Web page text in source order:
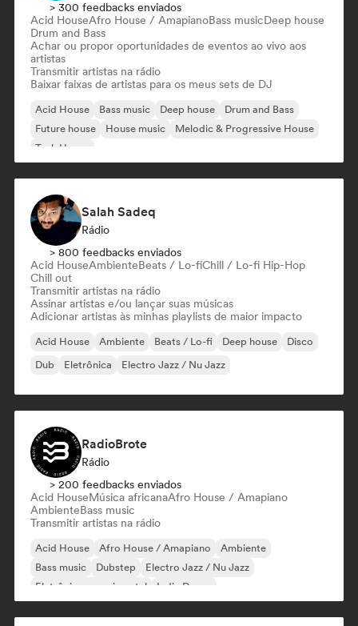
> 300 feedbacks enviados
Acid HouseAfro House / AmapianoBass musicDeep house
Drum and Bass
Achar ou propor oportunidades de eventos ao vivo aos
artistas
Transmitir artistas na rádio
Baixar faixas de artistas para os meus sets de DJ
Acid House Bass music Deep house
Drum and Bass
Future house
House music
Melodic & Progressive House
Tech House
Salah Sadeq
Rádio
> 800 feedbacks enviados
Acid HouseAmbienteBeats / Lo-fiChill / Lo-fi Hip-Hop
Chill out
Transmitir artistas na rádio
Assinar artistas e/ou lançar suas músicas
Adicionar artistas às minhas playlists de maior impacto
Acid House Ambiente Beats / Lo-fi Deep house
Disco
Dub
Eletrônica Electro Jazz / Nu Jazz
RadioBrote
Rádio
> 200 feedbacks enviados
Acid HouseMúsica africanaAfro House / Amapiano
AmbienteBass music
Transmitir artistas na rádio
Acid House Afro House / Amapiano
Ambiente
Bass music
Dubstep
Electro Jazz / Nu Jazz
Eletrônica experimental
Indie Dance